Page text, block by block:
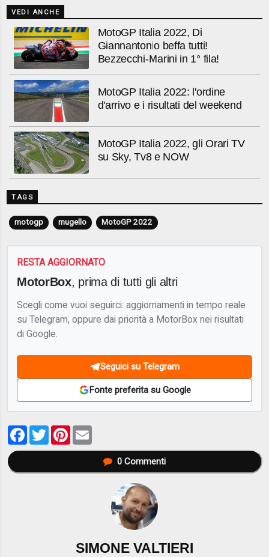
VEDI ANCHE
MotoGP Italia 2022, Di
Giannantonio beffa tutti!
Bezzecchi-Marini in 1° fila!
MotoGP Italia 2022: l'ordine
d'arrivo e i risultati del weekend
MotoGP Italia 2022, gli Orari TV
su Sky, Tv8 e NOW
TAGS
motogp mugello MotoGP 2022
RESTA AGGIORNATO
MotorBox, prima di tutti gli altri
Scegli come vuoi seguirci: aggiornamenti in tempo reale
su Telegram, oppure dai priorità a MotorBox nei risultati
di Google.
Seguici su Telegram
Fonte preferita su Google
Facebook
TwitterPinterest
0Commenti
SIMONE VALTIERI